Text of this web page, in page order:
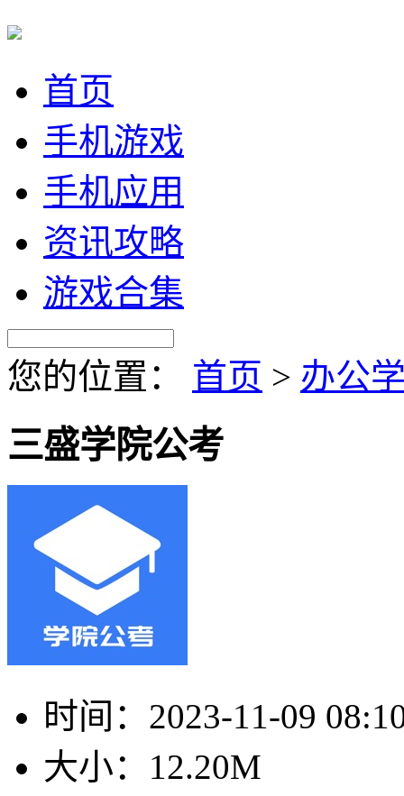
首页
手机游戏
手机应用
资讯攻略
游戏合集
您的位置： 首页 > 办公
三盛学院公考
时间： 2023-11-09
大小： 12.20M